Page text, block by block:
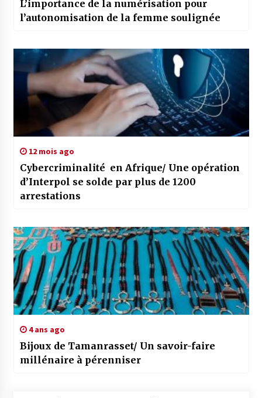
L’importance de la numérisation pour
l’autonomisation de la femme soulignée
12 mois ago
Cybercriminalité en Afrique/ Une opération
d’Interpol se solde par plus de 1200
arrestations
4 ans ago
Bijoux de Tamanrasset/ Un savoir-faire
millénaire à pérenniser